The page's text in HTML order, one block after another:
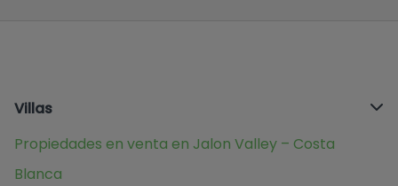
Villas
Propiedades en venta en Jalon Valley – Costa
Blanca